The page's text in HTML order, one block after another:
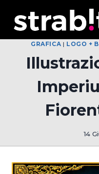
contenuto
GRAFICA | LOGO +
14